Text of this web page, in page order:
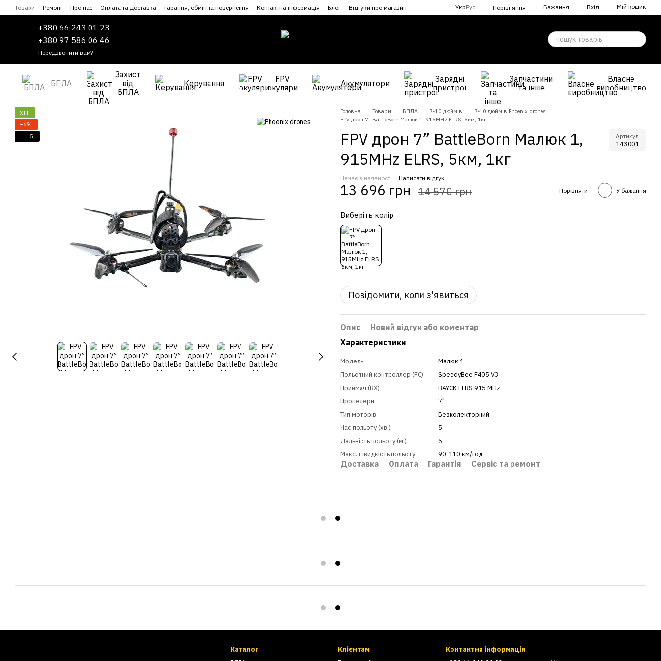
Перейти до основного контенту
Товари Ремонт Про нас Оплата та доставка Гарантія, обмін та повернення Контактна інформація Блог
Відгуки про магазин
Співпраця
Угода користувача
УкрРус Порівняння Бажання Вхід Мій кошик
+380 66 243 01 23
+380 97 586 06 46
Передзвонити вам?
БПЛА
Захист
від
БПЛА
Керування
FPV
окуляри
Акумулятори
Зарядні
пристрої
Запчастини
та інше
Власне
виробництво
ХІТ
−6%
5
Головна Товари БПЛА 7-10 дюймів
7-10 дюймів Phoenix drones
FPV дрон 7” BattleBorn Малюк 1, 915MHz ELRS, 5км, 1кг
FPV дрон 7” BattleBorn Малюк 1,
915MHz ELRS, 5км, 1кг
Артикул
143001
Немає в наявності Написати відгук
13 696 грн 14 570 грн Порівняти У бажання
Виберіть колір
Повідомити, коли з'явиться
Опис
Новий відгук або коментар
Характеристики
Модель
Малюк 1
Польотний контроллер (FC)
SpeedyBee F405 V3
Приймач (RX)
BAYCK ELRS 915 MHz
Пропелери
7"
Тип моторів
Безколекторний
Час польоту (хв.)
5
Дальність польоту (м.)
5
Макс. швидкість польоту
90-110 км/год
Доставка Оплата Гарантія Сервіс та ремонт
Каталог Клієнтам Контактна інформація